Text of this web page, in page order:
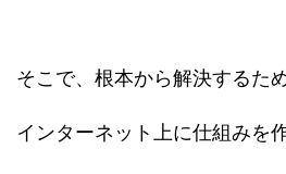
そこで、根本から解決するた
インターネット上に仕組みを